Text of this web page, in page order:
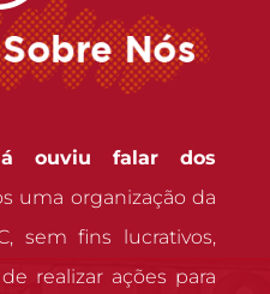
ouviu falar dos
uma organização da
sem fins lucrativos,
realizar ações para